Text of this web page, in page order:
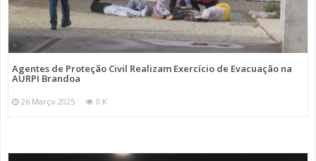
Agentes de Proteção Civil Realizam Exercício de Evacuação na
AURPI Brandoa
26 Março 2025 0 K